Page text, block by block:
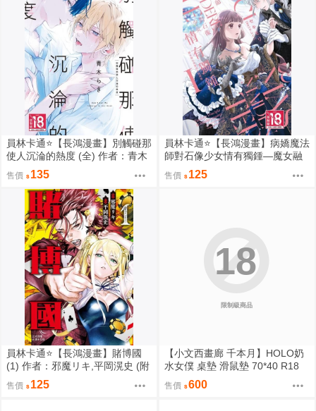
員林卡通⭐️【長鴻漫畫】別觸碰那
使人沉淪的熱度 (全) 作者：青木
らき (附尼采書套)
售價 135
員林卡通⭐️【長鴻漫畫】病嬌魔法
師對石像少女情有獨鍾—魔女融
化在愛徒的熱吻裡 1作者：セキ
モリ,クレイン (附尼采書套)
售價 125
員林卡通⭐️【長鴻漫畫】賭博國
(1) 作者：邪魔リキ,平岡滉史 (附
尼采書套)
售價 125
限制級商品
18
【小文西畫廊 千本月】HOLO奶
水女僕 桌墊 滑鼠墊 70*40 R18
夏色祭 馬自立 拉普拉斯 總帥 山
田 噶嗚·古拉 Gawr Gura 古石碧
售價 600